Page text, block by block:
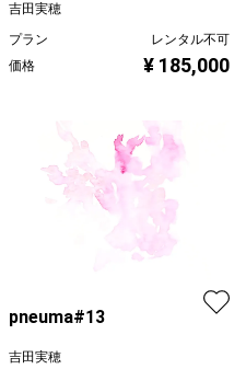
吉田実穂
プラン
レンタル不可
価格
¥ 185,000
pneuma#13
吉田実穂